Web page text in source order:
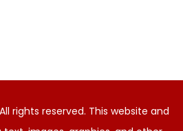
rights reserved. This website and